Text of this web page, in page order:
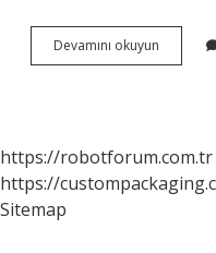
Devamını okuyun
Ilişkisinin
https://robotforum.com.tr
https://
Sitemap